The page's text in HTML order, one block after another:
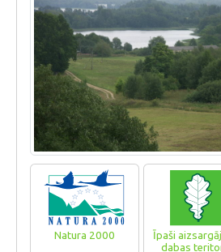
Natura 2000
Īpaši
dabas